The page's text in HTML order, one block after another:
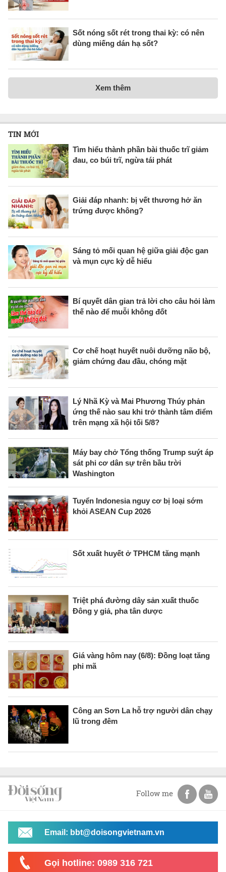
Sốt nóng sốt rét trong thai kỳ: có nên
dùng miếng dán hạ sốt?
Xem thêm
TIN MỚI
Tìm hiểu thành phần bài thuốc trĩ giảm
đau, co búi trĩ, ngừa tái phát
Giải đáp nhanh: bị vết thương hở ăn
trứng được không?
Sáng tỏ mối quan hệ giữa giải độc gan
và mụn cực kỳ dễ hiểu
Bí quyết dân gian trả lời cho câu hỏi làm
thế nào để muỗi không đốt
Cơ chế hoạt huyết nuôi dưỡng não bộ,
giảm chứng đau đầu, chóng mặt
Lý Nhã Kỳ và Mai Phương Thúy phản
ứng thế nào sau khi trở thành tâm điểm
trên mạng xã hội tối 5/8?
Máy bay chở Tổng thống Trump suýt áp
sát phi cơ dân sự trên bầu trời
Washington
Tuyển Indonesia nguy cơ bị loại sớm
khỏi ASEAN Cup 2026
Sốt xuất huyết ở TPHCM tăng mạnh
Triệt phá đường dây sản xuất thuốc
Đông y giả, pha tân dược
Giá vàng hôm nay (6/8): Đồng loạt tăng
phi mã
Công an Sơn La hỗ trợ người dân chạy
lũ trong đêm
Follow me
Email: bbt@doisongvietnam.vn
Gọi hotline: 0989 316 721